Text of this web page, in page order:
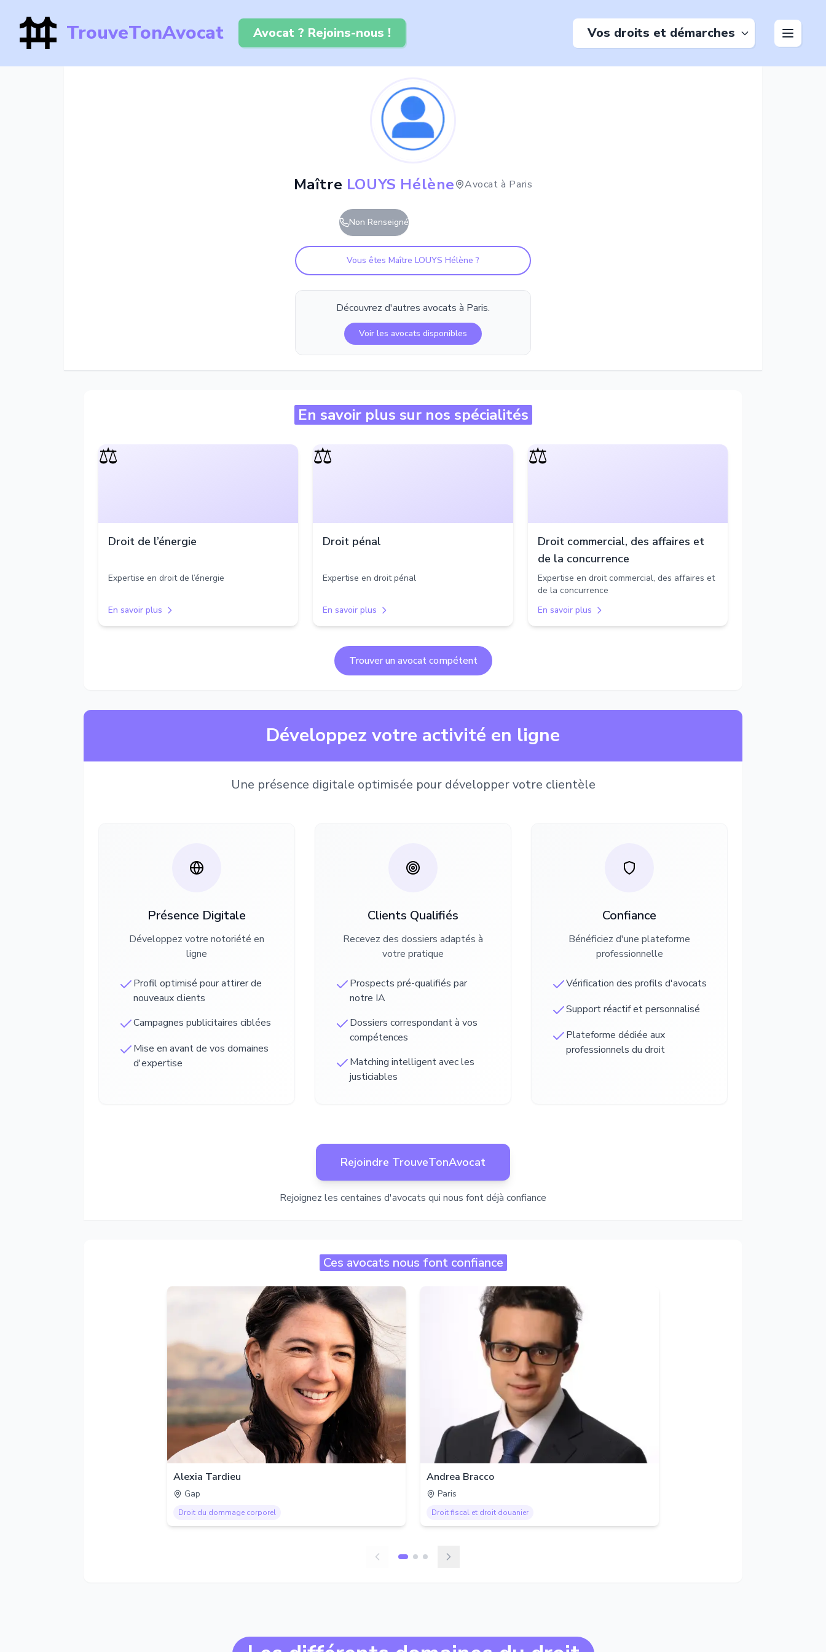
TrouveTonAvocat Avocat ? Rejoins-nous ! Vos droits et démarches
Maître LOUYS Hélène Avocat à Paris
Non Renseigné
Vous êtes Maître LOUYS Hélène ?
Découvrez d'autres avocats à Paris.
Voir les avocats disponibles
En savoir plus sur nos spécialités
⚖️
Droit de l’énergie
Expertise en droit de l’énergie
En savoir plus
⚖️
Droit pénal
Expertise en droit pénal
En savoir plus
⚖️
Droit commercial, des affaires et
de la concurrence
Expertise en droit commercial, des affaires et
de la concurrence
En savoir plus
Trouver un avocat compétent
Développez votre activité en ligne
Une présence digitale optimisée pour développer votre clientèle
Présence Digitale
Développez votre notoriété en
ligne
Profil optimisé pour attirer de
nouveaux clients
Campagnes publicitaires ciblées
Mise en avant de vos domaines
d'expertise
Clients Qualifiés
Recevez des dossiers adaptés à
votre pratique
Prospects pré-qualifiés par
notre IA
Dossiers correspondant à vos
compétences
Matching intelligent avec les
justiciables
Confiance
Bénéficiez d'une plateforme
professionnelle
Vérification des profils d'avocats
Support réactif et personnalisé
Plateforme dédiée aux
professionnels du droit
Rejoindre TrouveTonAvocat
Rejoignez les centaines d'avocats qui nous font déjà confiance
Ces avocats nous font confiance
Alexia Tardieu
Gap
Droit du dommage corporel
Andrea Bracco
Paris
Droit fiscal et droit douanier